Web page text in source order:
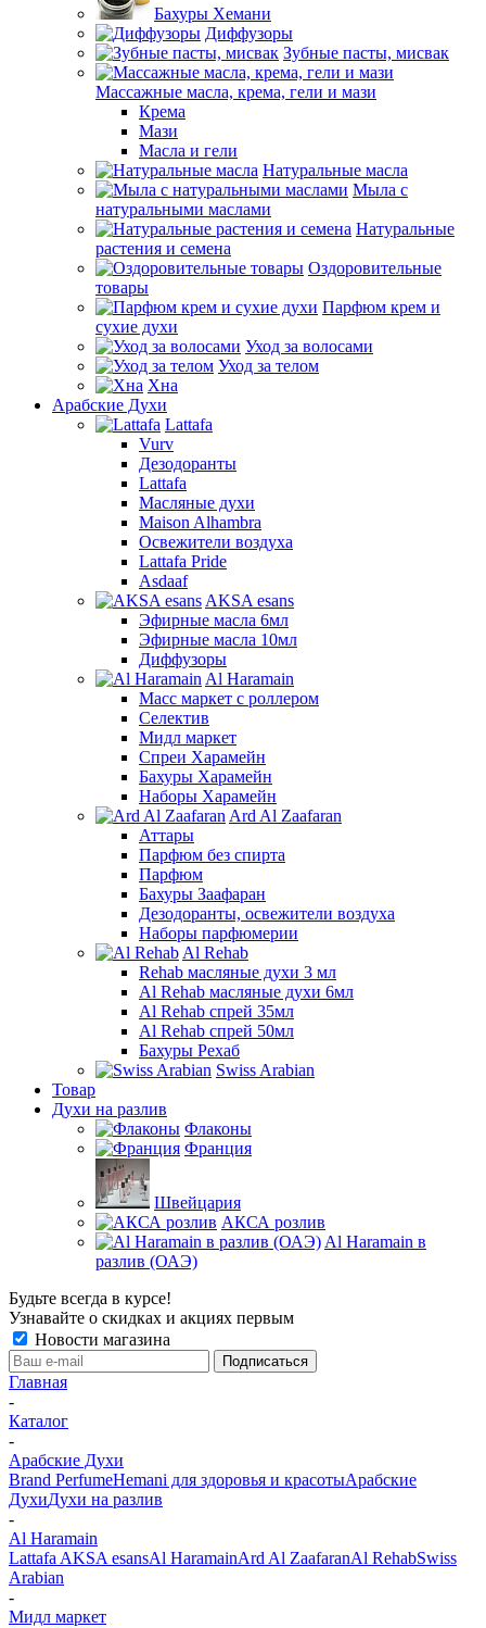
Бахуры Хемани
Диффузоры
Зубные пасты, мисвак
Массажные масла, крема, гели и мази
Крема
Мази
Масла и гели
Натуральные масла
Мыла с
натуральными маслами
Натуральные
растения и семена
Оздоровительные
товары
Парфюм крем и
сухие духи
Уход за волосами
Уход за телом
Хна
Арабские Духи
Lattafa
Vurv
Дезодоранты
Lattafa
Масляные духи
Maison Alhambra
Освежители воздуха
Lattafa Pride
Asdaaf
AKSA esans
Эфирные масла 6мл
Эфирные масла 10мл
Диффузоры
Al Haramain
Масс маркет с роллером
Селектив
Мидл маркет
Спреи Харамейн
Бахуры Харамейн
Наборы Харамейн
Ard Al Zaafaran
Аттары
Парфюм без спирта
Парфюм
Бахуры Заафаран
Дезодоранты, освежители воздуха
Наборы парфюмерии
Al Rehab
Rehab масляные духи 3 мл
Al Rehab масляные духи 6мл
Al Rehab спрей 35мл
Al Rehab спрей 50мл
Бахуры Рехаб
Swiss Arabian
Товар
Духи на разлив
Флаконы
Франция
Швейцария
АКСА розлив
Al Haramain в
разлив (ОАЭ)
Будьте всегда в курсе!
Узнавайте о скидках и акциях первым
Новости магазина
Главная
-
Каталог
-
Арабские Духи
Brand PerfumeHemani для здоровья и красотыАрабские
ДухиДухи на разлив
-
Al Haramain
Lattafa AKSA esansAl HaramainArd Al ZaafaranAl RehabSwiss
Arabian
-
Мидл маркет